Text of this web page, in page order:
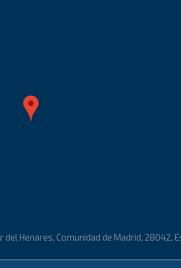
Henares, Comunidad de Madrid, 28042,